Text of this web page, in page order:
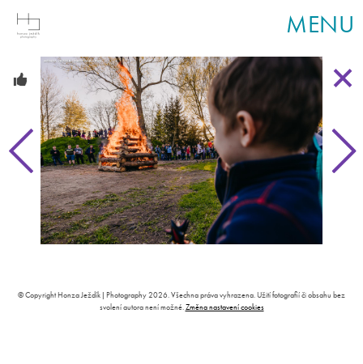
MENU
© Copyright Honza Ježdík | Photography 2026. Všechna práva vyhrazena. Užití fotografií či obsahu bez
svolení autora není možné.Změna nastavení cookies